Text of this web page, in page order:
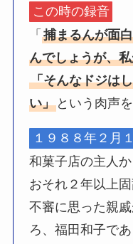
この時の録音
「捕まるんが面
んでしょうが、
「そんなドジは
い」 という肉声
１９８８年２月
和菓子店の主人
おそれ２年以上
不審に思った親
ろ、福田和子で